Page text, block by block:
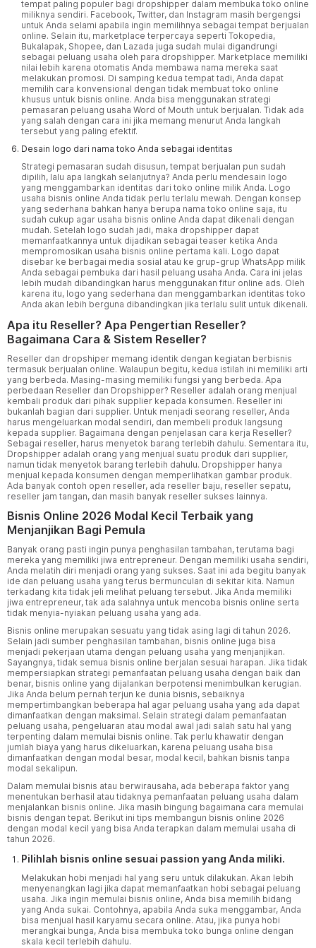
tempat paling populer bagi dropshipper dalam membuka toko online
miliknya sendiri. Facebook, Twitter, dan Instagram masih bergengsi
untuk Anda selami apabila ingin memilihnya sebagai tempat berjualan
online. Selain itu, marketplace terpercaya seperti Tokopedia,
Bukalapak, Shopee, dan Lazada juga sudah mulai digandrungi
sebagai peluang usaha oleh para dropshipper. Marketplace memiliki
nilai lebih karena otomatis Anda membawa nama mereka saat
melakukan promosi. Di samping kedua tempat tadi, Anda dapat
memilih cara konvensional dengan tidak membuat toko online
khusus untuk bisnis online. Anda bisa menggunakan strategi
pemasaran peluang usaha Word of Mouth untuk berjualan. Tidak ada
yang salah dengan cara ini jika memang menurut Anda langkah
tersebut yang paling efektif.
Desain logo dari nama toko Anda sebagai identitas
Strategi pemasaran sudah disusun, tempat berjualan pun sudah
dipilih, lalu apa langkah selanjutnya? Anda perlu mendesain logo
yang menggambarkan identitas dari toko online milik Anda. Logo
usaha bisnis online Anda tidak perlu terlalu mewah. Dengan konsep
yang sederhana bahkan hanya berupa nama toko online saja, itu
sudah cukup agar usaha bisnis online Anda dapat dikenali dengan
mudah. Setelah logo sudah jadi, maka dropshipper dapat
memanfaatkannya untuk dijadikan sebagai teaser ketika Anda
mempromosikan usaha bisnis online pertama kali. Logo dapat
disebar ke berbagai media sosial atau ke grup-grup WhatsApp milik
Anda sebagai pembuka dari hasil peluang usaha Anda. Cara ini jelas
lebih mudah dibandingkan harus menggunakan fitur online ads. Oleh
karena itu, logo yang sederhana dan menggambarkan identitas toko
Anda akan lebih berguna dibandingkan jika terlalu sulit untuk dikenali.
Apa itu Reseller? Apa Pengertian Reseller?
Bagaimana Cara & Sistem Reseller?
Reseller dan dropshiper memang identik dengan kegiatan berbisnis
termasuk berjualan online. Walaupun begitu, kedua istilah ini memiliki arti
yang berbeda. Masing-masing memiliki fungsi yang berbeda. Apa
perbedaan Reseller dan Dropshipper? Reseller adalah orang menjual
kembali produk dari pihak supplier kepada konsumen. Reseller ini
bukanlah bagian dari supplier. Untuk menjadi seorang reseller, Anda
harus mengeluarkan modal sendiri, dan membeli produk langsung
kepada supplier. Bagaimana dengan penjelasan cara kerja Reseller?
Sebagai reseller, harus menyetok barang terlebih dahulu. Sementara itu,
Dropshipper adalah orang yang menjual suatu produk dari supplier,
namun tidak menyetok barang terlebih dahulu. Dropshipper hanya
menjual kepada konsumen dengan memperlihatkan gambar produk.
Ada banyak contoh open reseller, ada reseller baju, reseller sepatu,
reseller jam tangan, dan masih banyak reseller sukses lainnya.
Bisnis Online 2026 Modal Kecil Terbaik yang
Menjanjikan Bagi Pemula
Banyak orang pasti ingin punya penghasilan tambahan, terutama bagi
mereka yang memiliki jiwa entrepreneur. Dengan memiliki usaha sendiri,
Anda melatih diri menjadi orang yang sukses. Saat ini ada begitu banyak
ide dan peluang usaha yang terus bermunculan di sekitar kita. Namun
terkadang kita tidak jeli melihat peluang tersebut. Jika Anda memiliki
jiwa entrepreneur, tak ada salahnya untuk mencoba bisnis online serta
tidak menyia-nyiakan peluang usaha yang ada.
Bisnis online merupakan sesuatu yang tidak asing lagi di tahun 2026.
Selain jadi sumber penghasilan tambahan, bisnis online juga bisa
menjadi pekerjaan utama dengan peluang usaha yang menjanjikan.
Sayangnya, tidak semua bisnis online berjalan sesuai harapan. Jika tidak
mempersiapkan strategi pemanfaatan peluang usaha dengan baik dan
benar, bisnis online yang dijalankan berpotensi menimbulkan kerugian.
Jika Anda belum pernah terjun ke dunia bisnis, sebaiknya
mempertimbangkan beberapa hal agar peluang usaha yang ada dapat
dimanfaatkan dengan maksimal. Selain strategi dalam pemanfaatan
peluang usaha, pengeluaran atau modal awal jadi salah satu hal yang
terpenting dalam memulai bisnis online. Tak perlu khawatir dengan
jumlah biaya yang harus dikeluarkan, karena peluang usaha bisa
dimanfaatkan dengan modal besar, modal kecil, bahkan bisnis tanpa
modal sekalipun.
Dalam memulai bisnis atau berwirausaha, ada beberapa faktor yang
menentukan berhasil atau tidaknya pemanfaatan peluang usaha dalam
menjalankan bisnis online. Jika masih bingung bagaimana cara memulai
bisnis dengan tepat. Berikut ini tips membangun bisnis online 2026
dengan modal kecil yang bisa Anda terapkan dalam memulai usaha di
tahun 2026.
Pilihlah bisnis online sesuai passion yang Anda miliki.
Melakukan hobi menjadi hal yang seru untuk dilakukan. Akan lebih
menyenangkan lagi jika dapat memanfaatkan hobi sebagai peluang
usaha. Jika ingin memulai bisnis online, Anda bisa memilih bidang
yang Anda sukai. Contohnya, apabila Anda suka menggambar, Anda
bisa menjual hasil karyamu secara online. Atau, jika punya hobi
merangkai bunga, Anda bisa membuka toko bunga online dengan
skala kecil terlebih dahulu.